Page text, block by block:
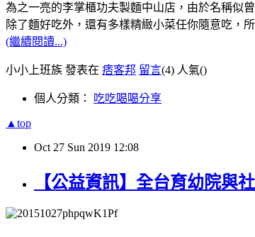
為之一亮的李掌櫃功夫製麵中山店，由於名稱似
除了麵好吃外，還有多樣精緻小菜任你隨意吃，
(繼續閱讀...)
小小上班族 發表在 痞客邦 留言(4) 人氣()
個人分類： 吃吃喝喝分享
▲top
Oct 27 Sun 2019 12:08
【公益資訊】全台育幼院與